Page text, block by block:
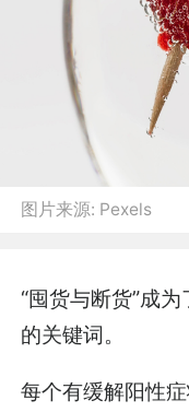
图片来源: Pexels
“囤货与断货”成
的关键词。
每个有缓解阳性